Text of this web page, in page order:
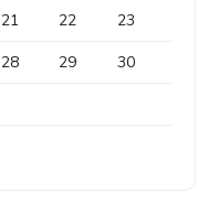
21 22
23
28 29
30